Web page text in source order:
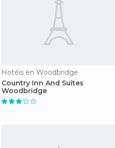
Hotéis en Woodbridge
Country Inn And Suites
Woodbridge